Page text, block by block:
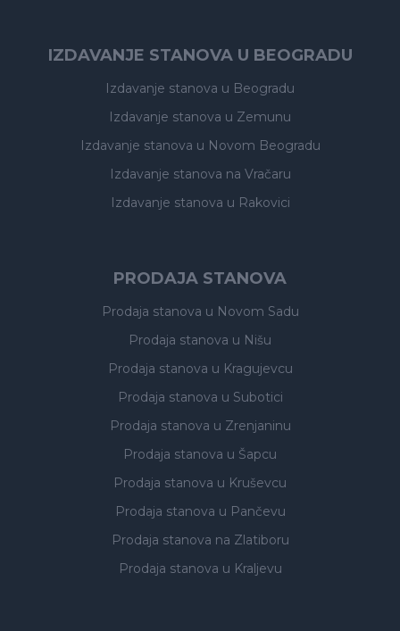
IZDAVANJE STANOVA U BEOGRADU
Izdavanje stanova u Beogradu
Izdavanje stanova u Zemunu
Izdavanje stanova u Novom Beogradu
Izdavanje stanova na Vračaru
Izdavanje stanova u Rakovici
PRODAJA STANOVA
Prodaja stanova u Novom Sadu
Prodaja stanova u Nišu
Prodaja stanova u Kragujevcu
Prodaja stanova u Subotici
Prodaja stanova u Zrenjaninu
Prodaja stanova u Šapcu
Prodaja stanova u Kruševcu
Prodaja stanova u Pančevu
Prodaja stanova na Zlatiboru
Prodaja stanova u Kraljevu